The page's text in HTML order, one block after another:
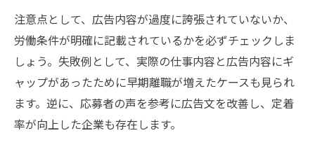
注意点として、広告内容が過度に誇張されていないか、
労働条件が明確に記載されているかを必ずチェックしま
しょう。失敗例として、実際の仕事内容と広告内容にギ
ャップがあったために早期離職が増えたケースも見られ
ます。逆に、応募者の声を参考に広告文を改善し、定着
率が向上した企業も存在します。